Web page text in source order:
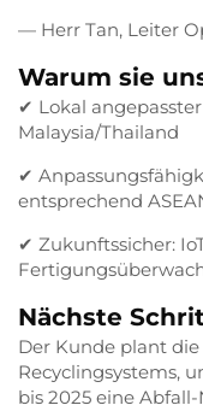
— Herr Tan, Leiter
Warum sie
✔ Lokal
Malaysia/Thailand
✔
entsprechend
✔ Zukunftssicher:
Nächste
Der Kunde plant
Recyclingsystems,
bis 2025 eine